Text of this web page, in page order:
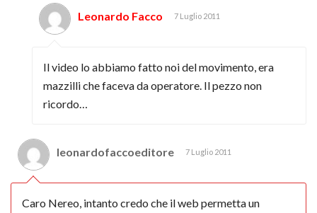
Leonardo Facco 7 Luglio 2011
Il video lo abbiamo fatto noi del movimento, era
mazzilli che faceva da operatore. Il pezzo non
ricordo…
leonardofaccoeditore 7 Luglio 2011
Caro Nereo, intanto credo che il web permetta un